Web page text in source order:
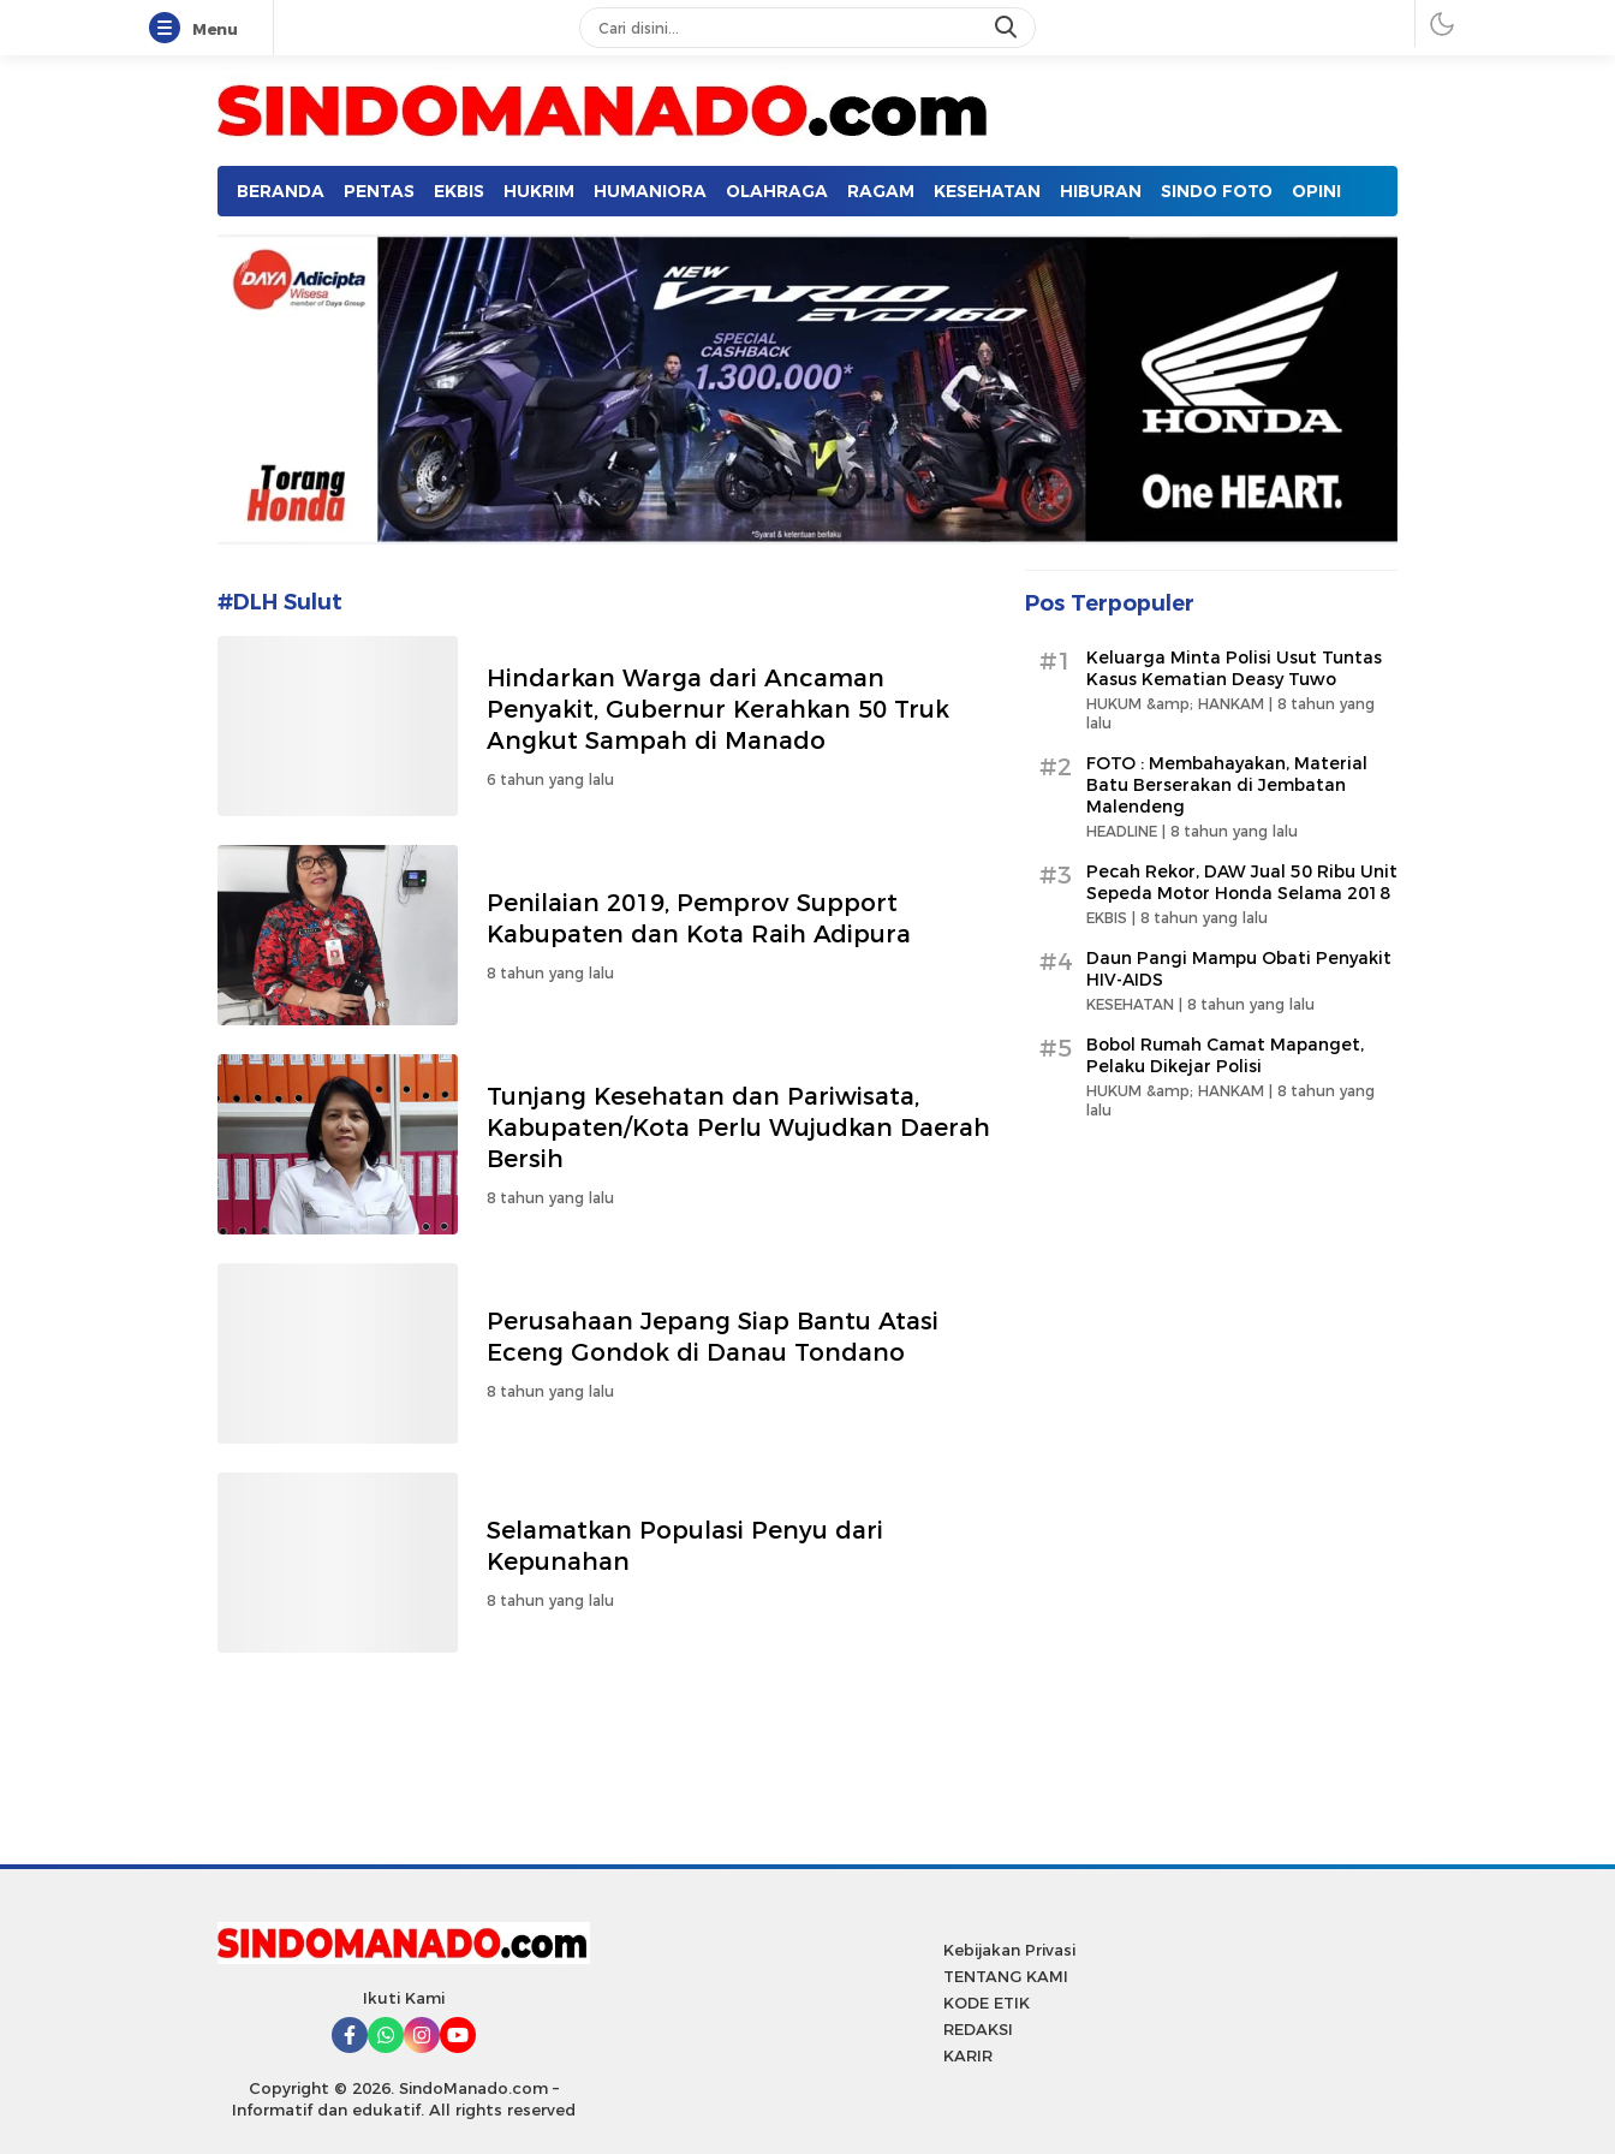
Menu
SINDOMANADO
Informatif dan Edukatif
BERANDA PENTAS EKBIS HUKRIM HUMANIORA OLAHRAGA RAGAM KESEHATAN HIBURAN SINDO FOTO OPINI
#DLH Sulut
Hindarkan Warga dari Ancaman
Penyakit, Gubernur Kerahkan 50 Truk
Angkut Sampah di Manado
6 tahun yang lalu
Penilaian 2019, Pemprov Support
Kabupaten dan Kota Raih Adipura
8 tahun yang lalu
Tunjang Kesehatan dan Pariwisata,
Kabupaten/Kota Perlu Wujudkan Daerah
Bersih
8 tahun yang lalu
Perusahaan Jepang Siap Bantu Atasi
Eceng Gondok di Danau Tondano
8 tahun yang lalu
Selamatkan Populasi Penyu dari
Kepunahan
8 tahun yang lalu
Pos Terpopuler
#1
Keluarga Minta Polisi Usut Tuntas
Kasus Kematian Deasy Tuwo
HUKUM &amp; HANKAM | 8 tahun yang
lalu
#2
FOTO : Membahayakan, Material
Batu Berserakan di Jembatan
Malendeng
HEADLINE | 8 tahun yang lalu
#3
Pecah Rekor, DAW Jual 50 Ribu Unit
Sepeda Motor Honda Selama 2018
EKBIS | 8 tahun yang lalu
#4
Daun Pangi Mampu Obati Penyakit
HIV-AIDS
KESEHATAN | 8 tahun yang lalu
#5
Bobol Rumah Camat Mapanget,
Pelaku Dikejar Polisi
HUKUM &amp; HANKAM | 8 tahun yang
lalu
Ikuti Kami
Copyright © 2026. SindoManado.com –
Informatif dan edukatif. All rights reserved
Kebijakan Privasi
TENTANG KAMI
KODE ETIK
REDAKSI
KARIR